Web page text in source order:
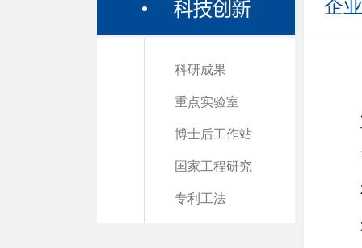
科研成果
重点实验室
博士后工作站
国家工程研究
专利工法
企